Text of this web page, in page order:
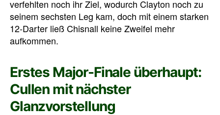
verfehlten noch ihr Ziel, wodurch Clayton noch zu
seinem sechsten Leg kam, doch mit einem starken
12-Darter ließ Chisnall keine Zweifel mehr
aufkommen.
Erstes Major-Finale überhaupt:
Cullen mit nächster
Glanzvorstellung